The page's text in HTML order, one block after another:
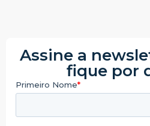
Assine a
fique por